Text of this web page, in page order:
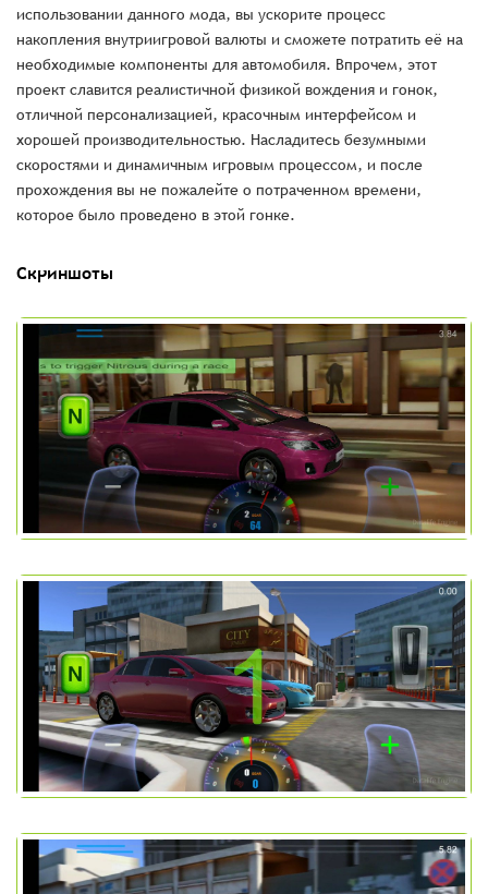
использовании данного мода, вы ускорите процесс
накопления внутриигровой валюты и сможете потратить её на
необходимые компоненты для автомобиля. Впрочем, этот
проект славится реалистичной физикой вождения и гонок,
отличной персонализацией, красочным интерфейсом и
хорошей производительностью. Насладитесь безумными
скоростями и динамичным игровым процессом, и после
прохождения вы не пожалейте о потраченном времени,
которое было проведено в этой гонке.
Скриншоты